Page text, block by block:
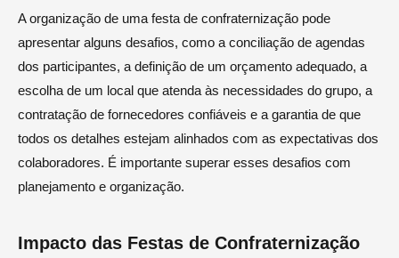
A organização de uma festa de confraternização pode
apresentar alguns desafios, como a conciliação de agendas
dos participantes, a definição de um orçamento adequado, a
escolha de um local que atenda às necessidades do grupo, a
contratação de fornecedores confiáveis e a garantia de que
todos os detalhes estejam alinhados com as expectativas dos
colaboradores. É importante superar esses desafios com
planejamento e organização.
Impacto das Festas de Confraternização